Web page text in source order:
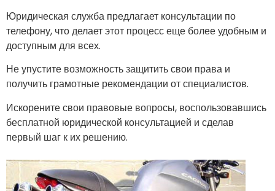
Юридическая служба предлагает консультации по
телефону, что делает этот процесс еще более удобным и
доступным для всех.
Не упустите возможность защитить свои права и
получить грамотные рекомендации от специалистов.
Искорените свои правовые вопросы, воспользовавшись
бесплатной юридической консультацией и сделав
первый шаг к их решению.